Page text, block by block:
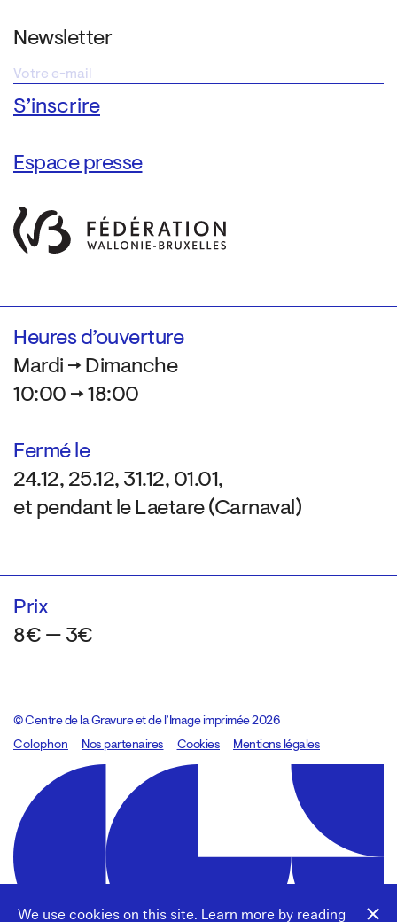
We use cookies on this site. Learn more by reading
Newsletter
Espace presse
Heures d’ouverture
Mardi → Dimanche
10:00 → 18:00
Fermé le
24.12, 25.12, 31.12, 01.01,
et pendant le Laetare (Carnaval)
Prix
8€ — 3€
© Centre de la Gravure et de l’Image imprimée 2026
Colophon
Design:Marcel Kaczmarek, code:8080.studio
Nos partenaires Cookies Mentions légales